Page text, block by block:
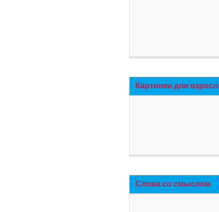
Картинки для
Слова со смыслом